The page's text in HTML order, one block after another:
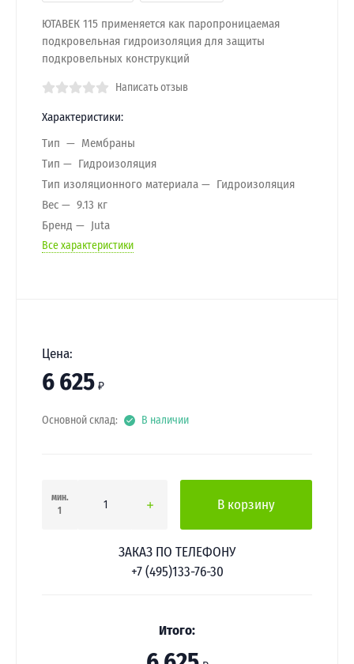
ЮТАВЕК 115 применяется как паропроницаемая
подкровельная гидроизоляция для защиты
подкровельных конструкций
Написать отзыв
Характеристики:
Тип
Мембраны
Тип
Гидроизоляция
Тип изоляционного материала
Гидроизоляция
Вес
9.13 кг
Бренд
Juta
Все характеристики
Цена:
6 625 ₽
Основной склад: В наличии
мин.
1
В корзину
ЗАКАЗ ПО ТЕЛЕФОНУ
+7 (495)133-76-30
Итого: